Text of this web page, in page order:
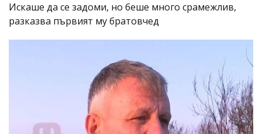
Искаше да се задоми, но беше много срамежлив,
разказва първият му братовчед